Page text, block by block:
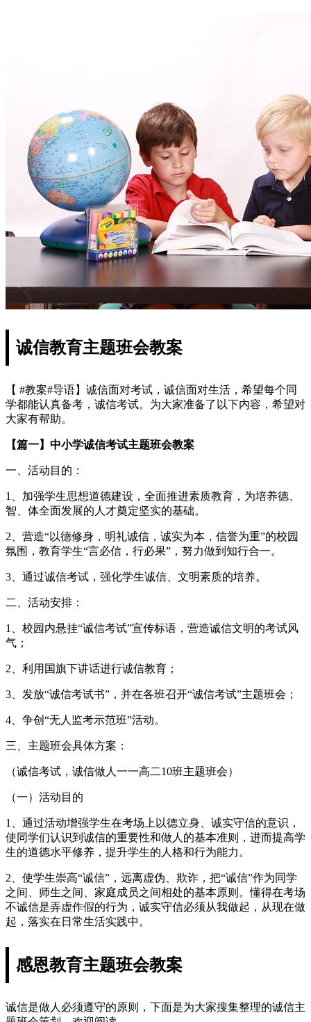
诚信教育主题班会教案
【 #教案#导语】诚信面对考试，诚信面对生活，希望每个同
学都能认真备考，诚信考试。为大家准备了以下内容，希望对
大家有帮助。
【篇一】中小学诚信考试主题班会教案
一、活动目的：
1、加强学生思想道德建设，全面推进素质教育，为培养德、
智、体全面发展的人才奠定坚实的基础。
2、营造“以德修身，明礼诚信，诚实为本，信誉为重”的校园
氛围，教育学生“言必信，行必果”，努力做到知行合一。
3、通过诚信考试，强化学生诚信、文明素质的培养。
二、活动安排：
1、校园内悬挂“诚信考试”宣传标语，营造诚信文明的考试风
气；
2、利用国旗下讲话进行诚信教育；
3、发放“诚信考试书”，并在各班召开“诚信考试”主题班会；
4、争创“无人监考示范班”活动。
三、主题班会具体方案：
（诚信考试，诚信做人一一高二10班主题班会）
（一）活动目的
1、通过活动增强学生在考场上以德立身、诚实守信的意识，
使同学们认识到诚信的重要性和做人的基本准则，进而提高学
生的道德水平修养，提升学生的人格和行为能力。
2、使学生崇高“诚信”，远离虚伪、欺诈，把“诚信”作为同学
之间、师生之间、家庭成员之间相处的基本原则。懂得在考场
不诚信是弄虚作假的行为，诚实守信必须从我做起，从现在做
起，落实在日常生活实践中。
感恩教育主题班会教案
诚信是做人必须遵守的原则，下面是为大家搜集整理的诚信主